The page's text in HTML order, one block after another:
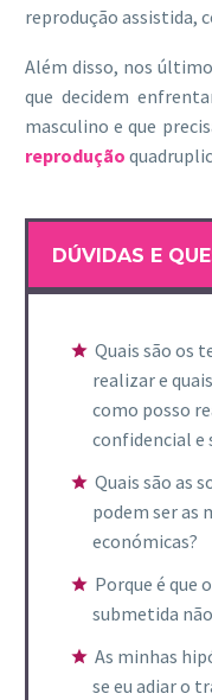
reprodução assistida,
Além disso, nos
que decidem
masculino e que
reprodução
DÚVIDAS E
Quais são os
realizar e
como posso
confidencial e
Quais são as
podem ser as
económicas?
Porque é que
submetida
As minhas
se eu adiar o